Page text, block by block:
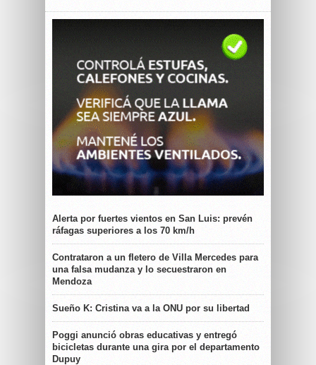
Alerta por fuertes vientos en San Luis: prevén
ráfagas superiores a los 70 km/h
Contrataron a un fletero de Villa Mercedes para
una falsa mudanza y lo secuestraron en
Mendoza
Sueño K: Cristina va a la ONU por su libertad
Poggi anunció obras educativas y entregó
bicicletas durante una gira por el departamento
Dupuy